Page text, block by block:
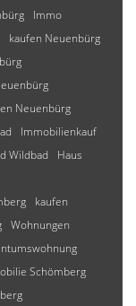
Immo
kaufen Neuenbürg
Neuenbürg
Immobilienkauf
Wildbad
Haus
kaufen
Wohnungen
Schömberg